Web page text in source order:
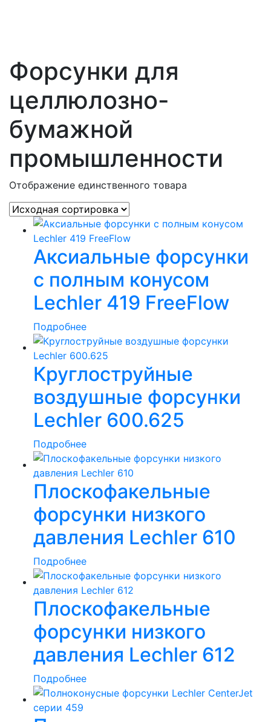
Форсунки для
целлюлозно-
бумажной
промышленности
Отображение единственного товара
Аксиальные форсунки
c полным конусом
Lechler 419 FreeFlow
Подробнее
Круглоструйные
воздушные форсунки
Lechler 600.625
Подробнее
Плоскофакельные
форсунки низкого
давления Lechler 610
Подробнее
Плоскофакельные
форсунки низкого
давления Lechler 612
Подробнее